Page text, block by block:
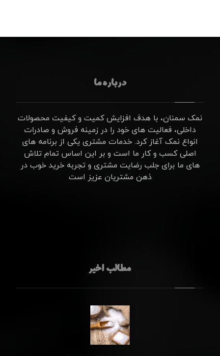
درباره ما
نمک سمنان، با هدف افزایش کمیت و کیفیت محصولات
داخلی، فعالیت های خود را در زمینه فروش و صادرات
انواع نمک آغاز کرد. خدمات مشتری یکی از برنامه های
اصلی کسب و کار ما است و بر این اساس تمام تلاش
های ما برای جلب رضایت مشتری و تجربه خرید خوب در
ذهن مشتریان عزیز است
مطالب اخیر